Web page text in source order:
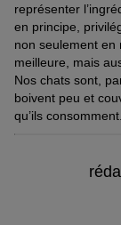
représenter
en principe,
non seulement en
meilleure, mais
Nos chats sont,
boivent peu et
qu’ils consomment.